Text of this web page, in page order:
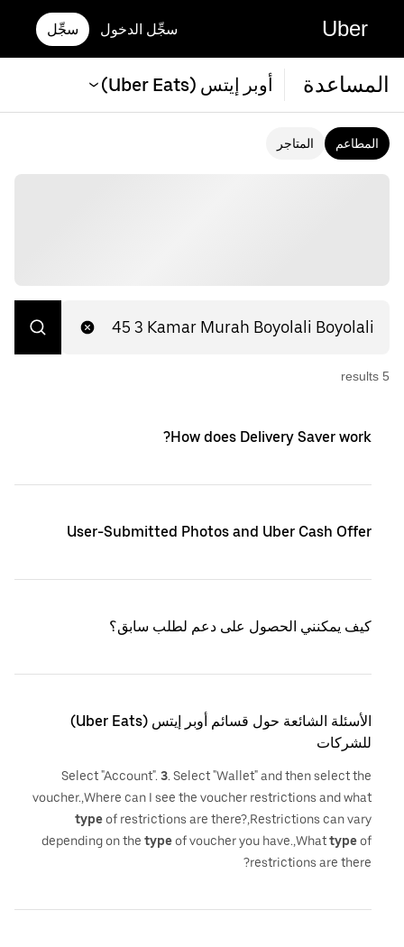
Uber سجِّل الدخول سجِّل
المساعدة أوبر إيتس (Uber Eats)
المطاعم المتاجر
5
s
How does Delivery Saver work?
User-Submitted Photos and Uber Cash Offer
كيف يمكنني الحصول على دعم لطلب سابق؟
الأسئلة الشائعة حول قسائم أوبر إيتس (Uber Eats)
للشركات
Select "Account". 3. Select "Wallet" and then select the
voucher.,Where can I see the voucher restrictions and what
typeof restrictions are there?,Restrictions can vary
depending on the typeof voucher you have.,Whattypeof
restrictions are there?